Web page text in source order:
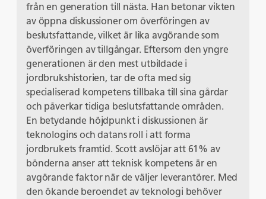
från en generation till nästa. Han betonar vikten
av öppna diskussioner om överföringen av
beslutsfattande, vilket är lika avgörande som
överföringen av tillgångar. Eftersom den yngre
generationen är den mest utbildade i
jordbrukshistorien, tar de ofta med sig
specialiserad kompetens tillbaka till sina gårdar
och påverkar tidiga beslutsfattande områden.
En betydande höjdpunkt i diskussionen är
teknologins och datans roll i att forma
jordbrukets framtid. Scott avslöjar att 61% av
bönderna anser att teknisk kompetens är en
avgörande faktor när de väljer leverantörer. Med
den ökande beroendet av teknologi behöver